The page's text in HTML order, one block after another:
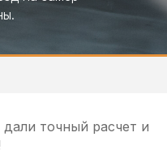
точный расчет и